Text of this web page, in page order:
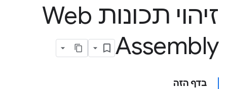
זיהוי תכונות Web
Assembly
בדף הזה